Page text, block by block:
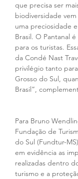
que precisa ser
biodiversidade
uma preciosidade
Brasil. O Pantanal
para os turistas.
da Condé Nast
privilégio tanto
Grosso do Sul,
Brasil”,
Para Bruno
Fundação de
do Sul (Fundtur-
em evidência as
realizadas dentro
turismo e a